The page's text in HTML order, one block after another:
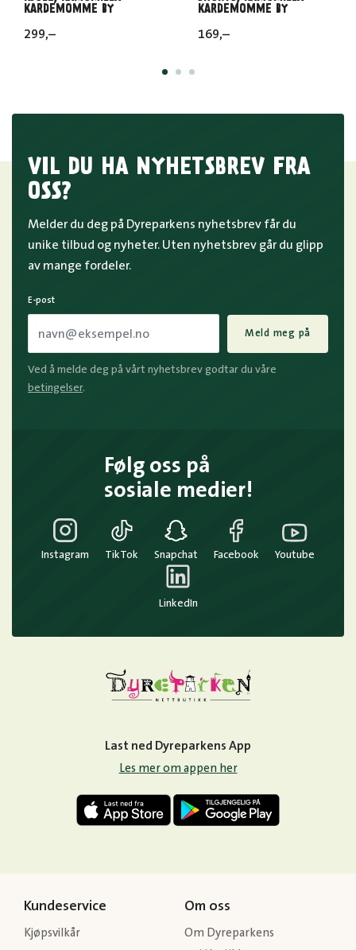
KARDEMOMME BY
299,–
KARDEMOMME BY
169,–
VIL DU HA NYHETSBREV FRA
OSS?
Melder du deg på Dyreparkens nyhetsbrev får du
unike tilbud og nyheter. Uten nyhetsbrev går du glipp
av mange fordeler.
E-post
Meld meg på
Ved å melde deg på vårt nyhetsbrev godtar du våre
betingelser.
Følg oss på
sosiale medier!
Instagram TikTok Snapchat Facebook Youtube
LinkedIn
Last ned Dyreparkens App
Les mer om appen her
Kundeservice
Kjøpsvilkår
Om oss
Om Dyreparkens